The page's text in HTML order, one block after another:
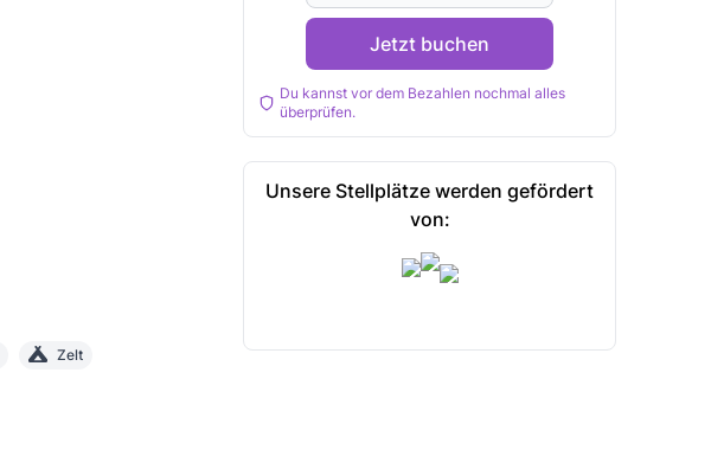
Jetzt buchen
Du kannst vor dem Bezahlen nochmal alles
überprüfen.
Unsere Stellplätze werden gefördert
von:
Zelt